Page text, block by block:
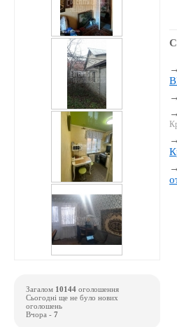
Загалом 10144 оголошення
Сьогодні ще не було нових
оголошень
Вчора - 7